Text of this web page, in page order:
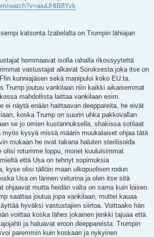
watch?v=aiuUHtB8Yvk
katsonta Izabelalta on Trumpin lähiajan
hommaavat isolla rahalla rikossyytettä
vastustajat alkavat Soroksesta joka itse on
kunniajäsen sekä manipuloi koko EU:ta.
Trump joutuu vankilaan niin kaikki aikaisemmat
mahdollista laittaa vankilaan esim.
ei näytä enään haittaavan deeppareita, he eivät
koska Trump on suurin uhka pakkovallan
se jo omien kustannuksella, shakissa sotilaat
kysyä missä määrin muukalaiset ohjaa tätä
mukaan he ovat takana haluten sterilisoida
olisi rotumme loppu, monet kuuluisimmat
että Usa on tehnyt sopimuksia
kyse olisi tällöin maan ulkopuolisen rodun
Usa on lännen veturina ja olen itse sitä
ohjaavat mutta heidän valta on sama kuin loisen.
saattaa joutua jopa vankilaan, muttei kauaa
hyväksi vastustajien siirtoa. Voittaako hän
voittaa koska lähes jokainen jenkki tajuaa että
ja haluavat eroon deeppareista. Trumpin
paremmin kuin koskaan ja nykyinen